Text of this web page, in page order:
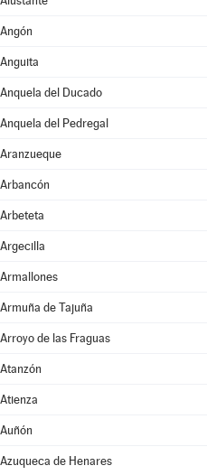
Angón
Anguita
Anquela del Ducado
Anquela del Pedregal
Aranzueque
Arbancón
Arbeteta
Argecilla
Armallones
Armuña de Tajuña
Arroyo de las Fraguas
Atanzón
Atienza
Auñón
Azuqueca de Henares